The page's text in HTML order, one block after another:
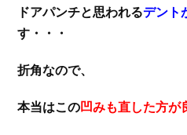
ドアパンチと思われるデント
す・・・
折角なので、
本当はこの凹みも直した方が